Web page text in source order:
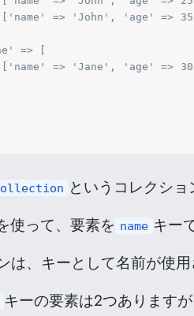
=> 'John', 'age' =>
=> [
=> 'Jane', 'age' =>
というコレクシ
使って、要素を name キー
は、キーとして名前が使
キーの要素は2つありますが